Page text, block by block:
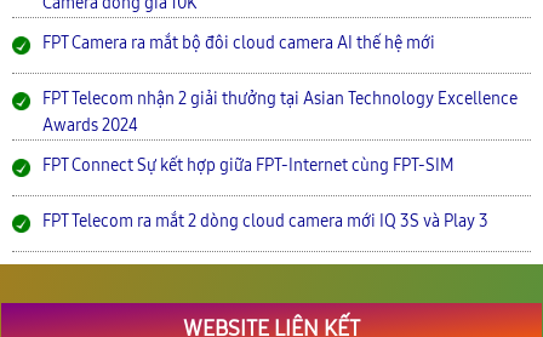
FPT Camera ra mắt bộ đôi cloud camera AI thế hệ mới
FPT Telecom nhận 2 giải thưởng tại Asian Technology Excellence
Awards 2024
FPT Connect Sự kết hợp giữa FPT-Internet cùng FPT-SIM
FPT Telecom ra mắt 2 dòng cloud camera mới IQ 3S và Play 3
WEBSITE LIÊN KẾT